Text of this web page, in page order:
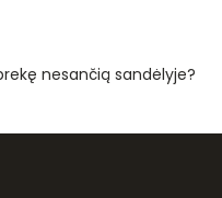
nesančią sandėlyje?